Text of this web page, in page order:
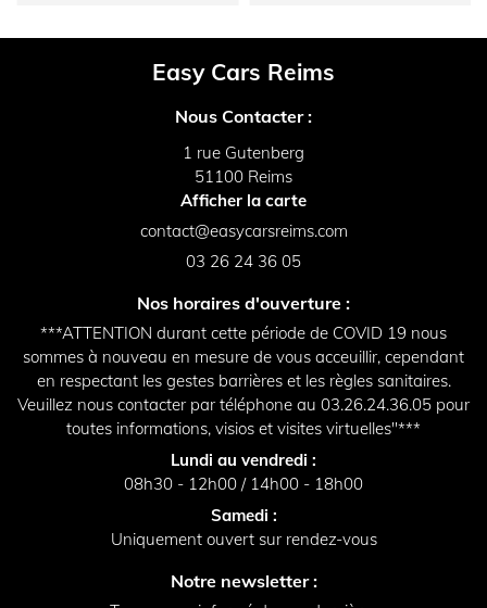
Easy Cars Reims
Nous Contacter :
1 rue Gutenberg
51100 Reims
Afficher la carte
03 26 24 36 05
Nos horaires d'ouverture :
***ATTENTION durant cette période de COVID 19 nous
sommes à nouveau en mesure de vous acceuillir, cependant
en respectant les gestes barrières et les règles sanitaires.
Veuillez nous contacter par téléphone au 03.26.24.36.05 pour
toutes informations, visios et visites virtuelles"***
Lundi au vendredi :
08h30 - 12h00 / 14h00 - 18h00
Samedi :
Uniquement ouvert sur rendez-vous
Notre newsletter :